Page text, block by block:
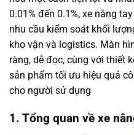
0.01% đến 0.1%, xe nâng
nhu cầu kiểm soát khối
kho vận và logistics. Màn
ràng, dễ đọc, cùng với thiết
sản phẩm tối ưu hiệu quả
cho người sử dụng
1. Tổng quan về xe